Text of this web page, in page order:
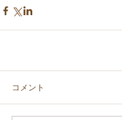
コメント